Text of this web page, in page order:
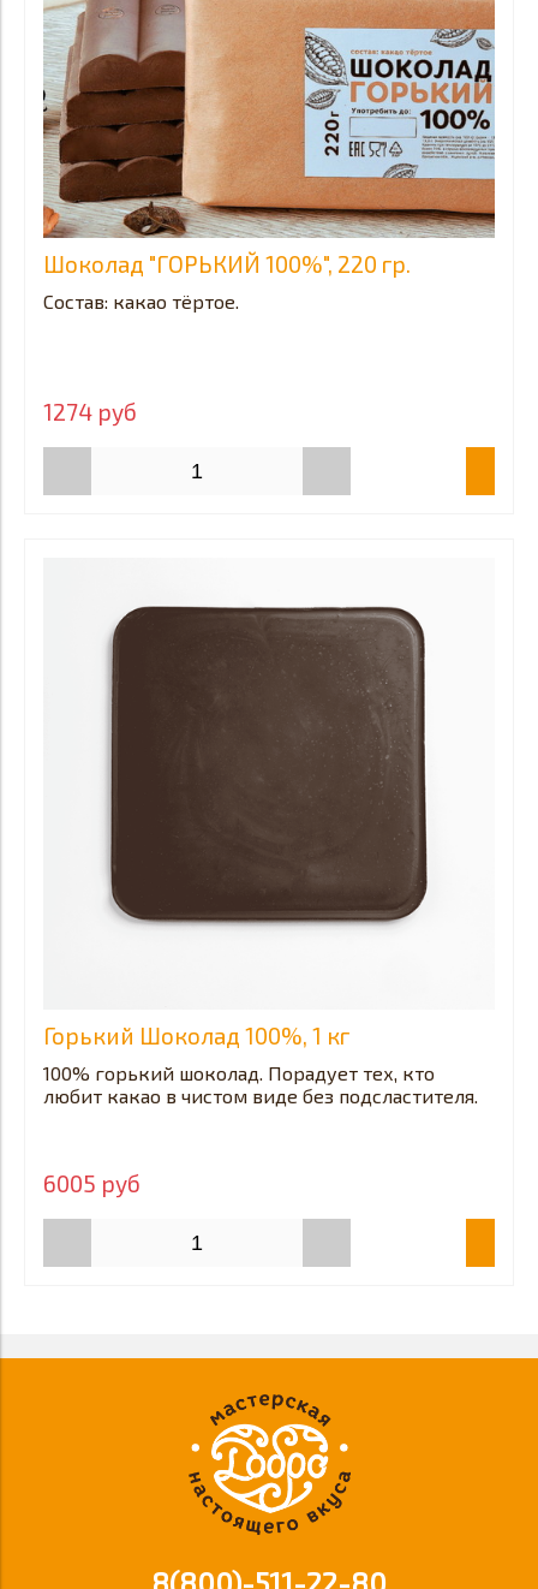
Шоколад "ГОРЬКИЙ 100%", 220 гр.
Состав: какао тёртое.
1274 руб
Горький Шоколад 100%, 1 кг
100% горький шоколад. Порадует тех, кто
любит какао в чистом виде без подсластителя.
6005 руб